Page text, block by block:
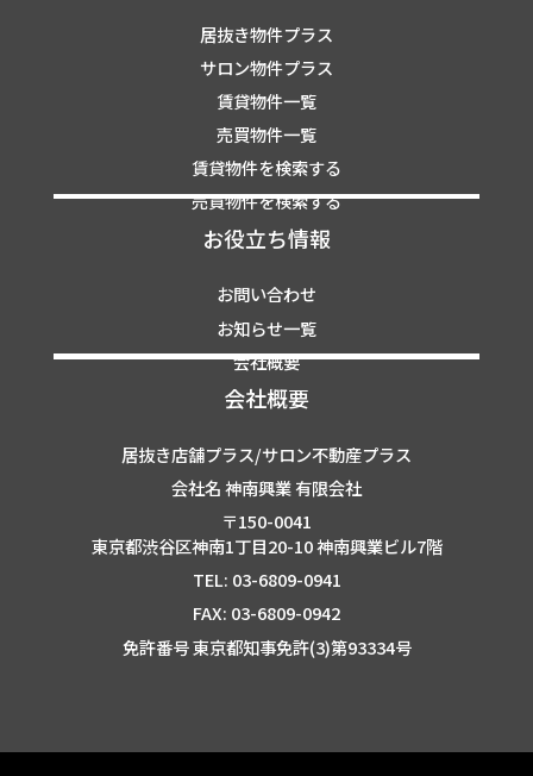
居抜き物件プラス
サロン物件プラス
賃貸物件一覧
売買物件一覧
賃貸物件を検索する
売買物件を検索する
お役立ち情報
お問い合わせ
お知らせ一覧
会社概要
会社概要
居抜き店舗プラス/サロン不動産プラス
会社名 神南興業 有限会社
〒150-0041
東京都渋谷区神南1丁目20-10 神南興業ビル7階
TEL: 03-6809-0941
FAX: 03-6809-0942
免許番号 東京都知事免許(3)第93334号